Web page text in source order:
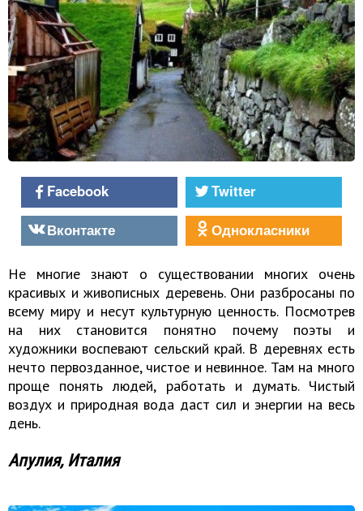
Facebook
Twitter
Вконтакте
Однокласники
Не многие знают о существовании многих очень
красивых и живописных деревень. Они разбросаны по
всему миру и несут культурную ценность. Посмотрев
на них становится понятно почему поэты и
художники воспевают сельский край. В деревнях есть
нечто первозданное, чистое и невинное. Там на много
проще понять людей, работать и думать. Чистый
воздух и природная вода даст сил и энергии на весь
день.
Апулия, Италия